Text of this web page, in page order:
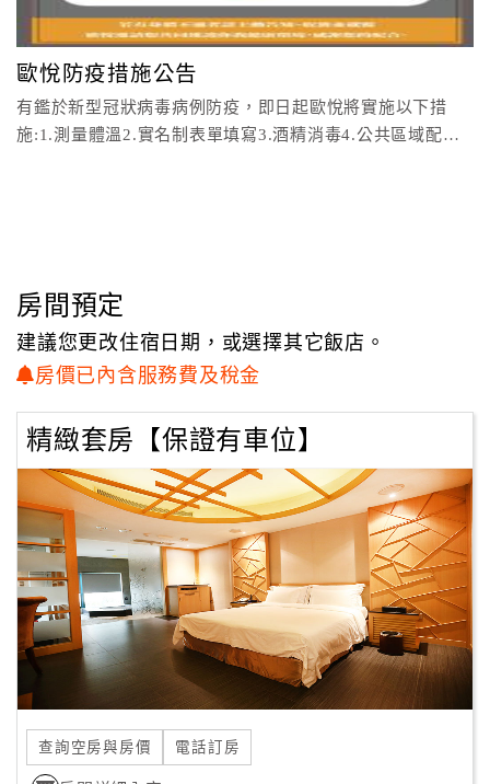
顧
滿
意
度
理
會
戶
服
聯
絡
單
Line
線
上
歐悅防疫措施公告
有鑑於新型冠狀病毒病例防疫，即日起歐悅將實施以下措
施:1.測量體溫2.實名制表單填寫3.酒精消毒4.公共區域配戴
房間預定
建議您更改住宿日期，或選擇其它飯店。
房價已內含服務費及稅金
精緻套房【保證有車位】
查詢空房與房價 電話訂房